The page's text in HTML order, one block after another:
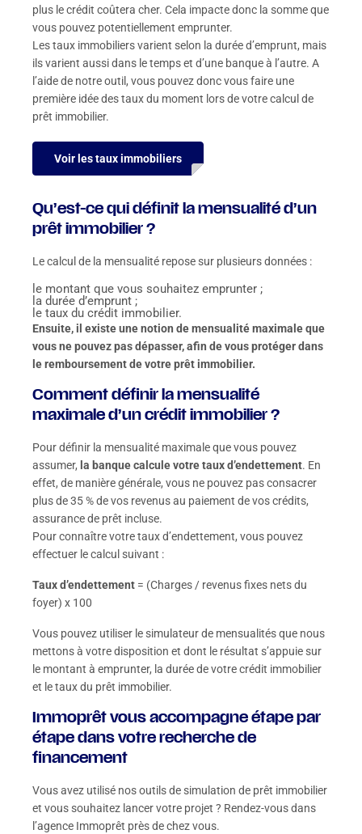
plus le crédit coûtera cher. Cela impacte donc la somme que
vous pouvez potentiellement emprunter.
Les taux immobiliers varient selon la durée d’emprunt, mais
ils varient aussi dans le temps et d’une banque à l’autre. A
l’aide de notre outil, vous pouvez donc vous faire une
première idée des taux du moment lors de votre calcul de
prêt immobilier.
Voir les taux immobiliers
Qu’est-ce qui définit la mensualité d’un
prêt immobilier ?
Le calcul de la mensualité repose sur plusieurs données :
le montant que vous souhaitez emprunter ;
la durée d’emprunt ;
le taux du crédit immobilier.
Ensuite, il existe une notion de mensualité maximale que
vous ne pouvez pas dépasser, afin de vous protéger dans
le remboursement de votre prêt immobilier.
Comment définir la mensualité
maximale d’un crédit immobilier ?
Pour définir la mensualité maximale que vous pouvez
assumer, la banque calcule votre taux d’endettement. En
effet, de manière générale, vous ne pouvez pas consacrer
plus de 35 % de vos revenus au paiement de vos crédits,
assurance de prêt incluse.
Pour connaître votre taux d’endettement, vous pouvez
effectuer le calcul suivant :
Taux d’endettement = (Charges / revenus fixes nets du
foyer) x 100
Vous pouvez utiliser le simulateur de mensualités que nous
mettons à votre disposition et dont le résultat s’appuie sur
le montant à emprunter, la durée de votre crédit immobilier
et le taux du prêt immobilier.
Immoprêt vous accompagne étape par
étape dans votre recherche de
financement
Vous avez utilisé nos outils de simulation de prêt immobilier
et vous souhaitez lancer votre projet ? Rendez-vous dans
l’agence Immoprêt près de chez vous.